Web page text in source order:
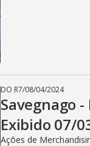
DO R7/08/04/2024
Savegnago
Exibido 07/
Ações de